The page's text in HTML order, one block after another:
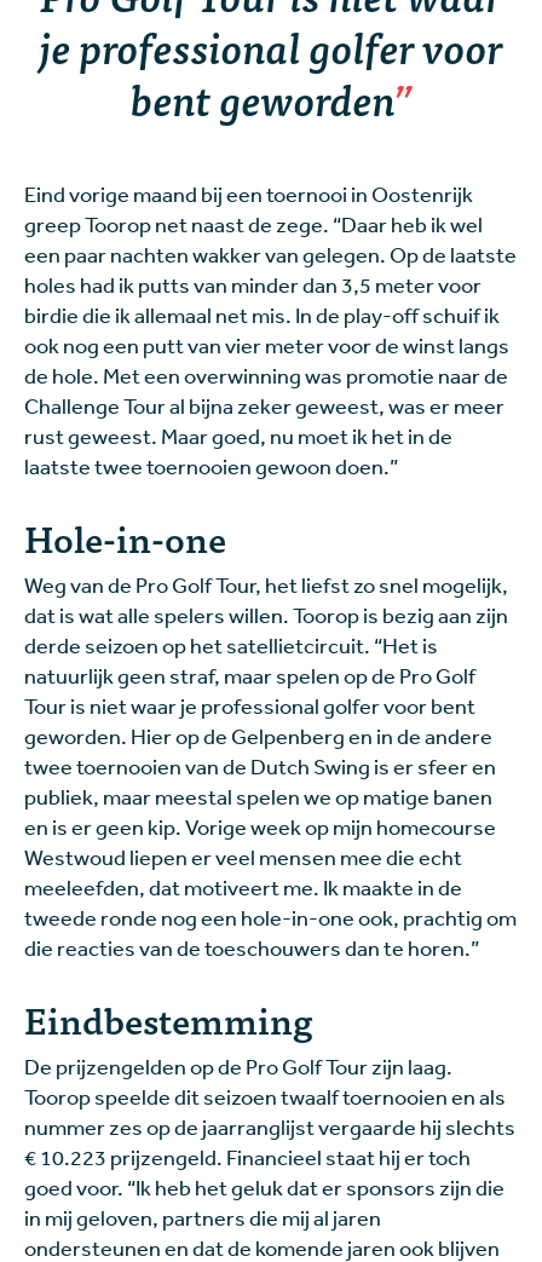
je professional golfer voor
bent geworden
Eind vorige maand bij een toernooi in Oostenrijk
greep Toorop net naast de zege. “Daar heb ik wel
een paar nachten wakker van gelegen. Op de laatste
holes had ik putts van minder dan 3,5 meter voor
birdie die ik allemaal net mis. In de play-off schuif ik
ook nog een putt van vier meter voor de winst langs
de hole. Met een overwinning was promotie naar de
Challenge Tour al bijna zeker geweest, was er meer
rust geweest. Maar goed, nu moet ik het in de
laatste twee toernooien gewoon doen.”
Hole-in-one
Weg van de Pro Golf Tour, het liefst zo snel mogelijk,
dat is wat alle spelers willen. Toorop is bezig aan zijn
derde seizoen op het satellietcircuit. “Het is
natuurlijk geen straf, maar spelen op de Pro Golf
Tour is niet waar je professional golfer voor bent
geworden. Hier op de Gelpenberg en in de andere
twee toernooien van de Dutch Swing is er sfeer en
publiek, maar meestal spelen we op matige banen
en is er geen kip. Vorige week op mijn homecourse
Westwoud liepen er veel mensen mee die echt
meeleefden, dat motiveert me. Ik maakte in de
tweede ronde nog een hole-in-one ook, prachtig om
die reacties van de toeschouwers dan te horen.”
Eindbestemming
De prijzengelden op de Pro Golf Tour zijn laag.
Toorop speelde dit seizoen twaalf toernooien en als
nummer zes op de jaarranglijst vergaarde hij slechts
€ 10.223 prijzengeld. Financieel staat hij er toch
goed voor. “Ik heb het geluk dat er sponsors zijn die
in mij geloven, partners die mij al jaren
ondersteunen en dat de komende jaren ook blijven